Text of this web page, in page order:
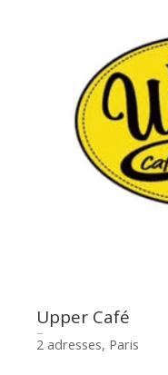
Upper Café
2 adresses, Paris